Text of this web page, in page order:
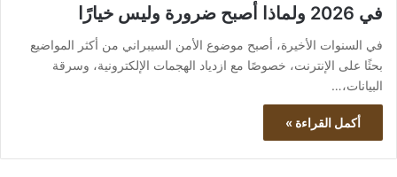
في 2026 ولماذا أصبح ضرورة وليس خيارًا
في السنوات الأخيرة، أصبح موضوع الأمن السيبراني من أكثر المواضيع
بحثًا على الإنترنت، خصوصًا مع ازدياد الهجمات الإلكترونية، وسرقة
البيانات،…
أكمل القراءة »